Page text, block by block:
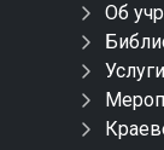
Об
Услуги